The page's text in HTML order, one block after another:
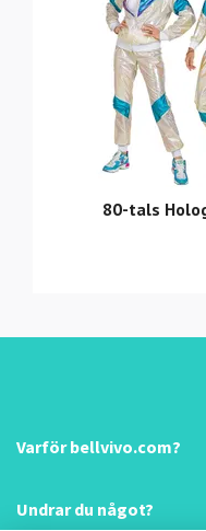
80-tals
Varför bellvivo.com?
Undrar du något?